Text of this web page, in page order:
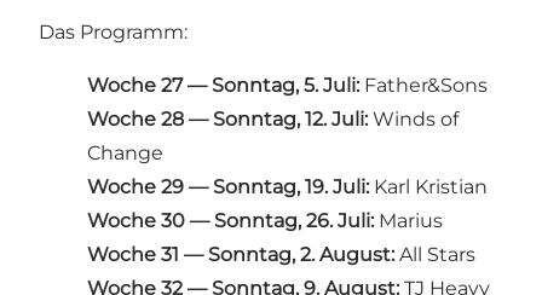
Das Programm:
Woche 27 — Sonntag, 5. Juli: Father&Sons
Woche 28 — Sonntag, 12. Juli: Winds of
Change
Woche 29 — Sonntag, 19. Juli: Karl Kristian
Woche 30 — Sonntag, 26. Juli: Marius
Woche 31 — Sonntag, 2. August: All Stars
Woche 32 — Sonntag, 9. August: TJ Heavy